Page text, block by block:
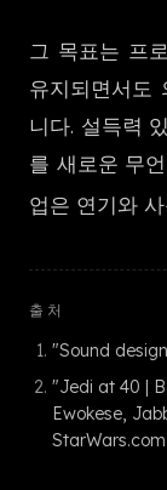
그 목표는 프
유지되면서도
니다. 설득력
를 새로운 무
업은 연기와
출처
"Sound
"Jedi at 40 |
Ewokese,